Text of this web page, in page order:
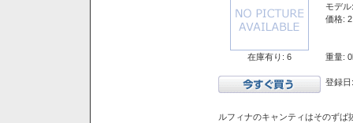
在庫有り: 6
モデル:
価格:
重量:
登録
ルフィナのキャンティはそのず